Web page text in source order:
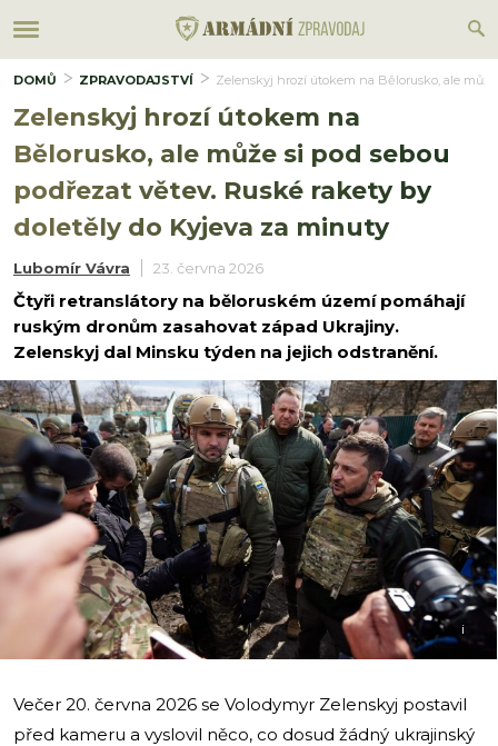
DOMŮ ZPRAVODAJSTVÍ Zelenskyj hrozí útokem na Bělorusko, ale
Zelenskyj hrozí útokem na
Bělorusko, ale může si pod sebou
podřezat větev. Ruské rakety by
doletěly do Kyjeva za minuty
Lubomír Vávra 23. června 2026
Čtyři retranslátory na běloruském území pomáhají
ruským dronům zasahovat západ Ukrajiny.
Zelenskyj dal Minsku týden na jejich odstranění.
i
Večer 20. června 2026 se Volodymyr Zelenskyj postavil
před kameru a vyslovil něco, co dosud žádný ukrajinský